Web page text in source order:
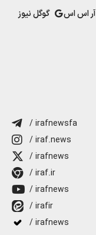
آر اس اس گوگل نیوز
/ irafnewsfa
/ iraf.news
/ irafnews
/ iraf.ir
/ irafnews
/ irafir
/ irafnews